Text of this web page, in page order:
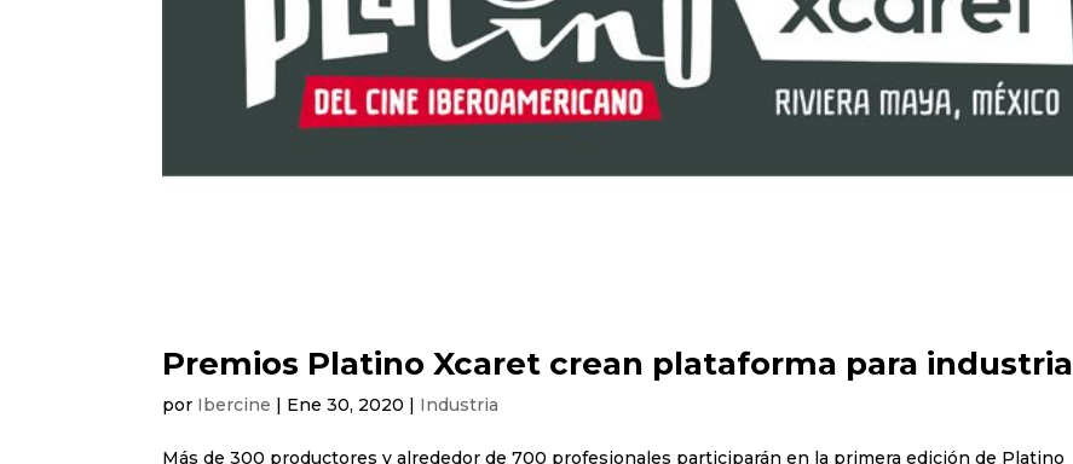
Premios Platino Xcaret crean plataforma para industria
por Ibercine | Ene 30, 2020 | Industria
Más de 300 productores y alrededor de 700 profesionales participarán en la primera edición de Platino